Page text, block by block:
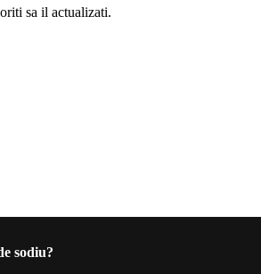
sa il actualizati.
sodiu?